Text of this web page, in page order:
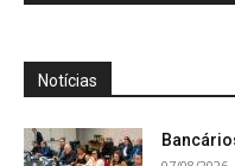
Notícias